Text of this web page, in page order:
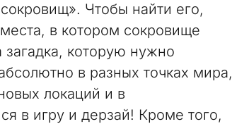
Чтобы найти его,
в котором сокровище
загадка, которую нужно
в разных точках мира,
локаций и в
в игру и дерзай! Кроме того,